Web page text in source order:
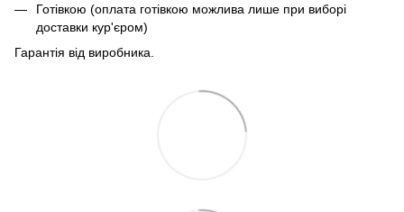
Готівкою (оплата готівкою можлива лише при виборі
доставки кур'єром)
Гарантія від виробника.